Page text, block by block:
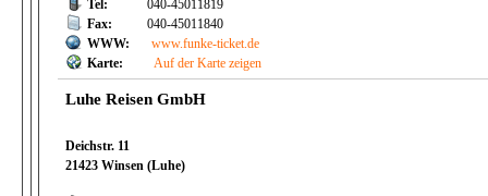
Tel:
040-45011819
Fax:
040-45011840
WWW:
www.funke-ticket.de
Karte:
Auf der Karte zeigen
Luhe Reisen GmbH
Deichstr. 11
21423 Winsen (Luhe)